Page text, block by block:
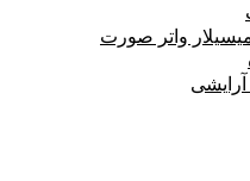
واتر صورت